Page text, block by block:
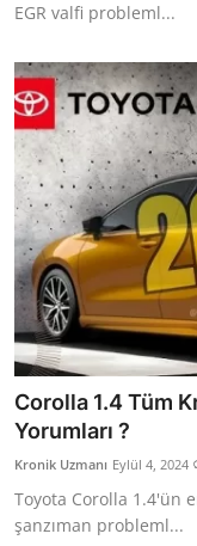
EGR valfi probleml...
Corolla 1.4 Tüm
Yorumları ?
Kronik Uzmanı Eylül 4, 2024
Toyota Corolla 1.4'ün
şanzıman probleml...